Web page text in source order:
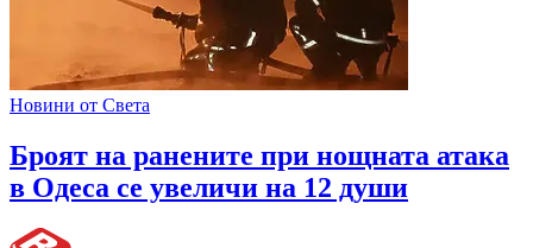
Новини от Света
Броят на ранените при нощната атака
в Одеса се увеличи на 12 души